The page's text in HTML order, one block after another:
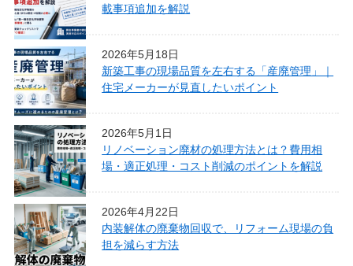
載事項追加を解説
2026年5月18日
新築工事の現場品質を左右する「産廃管理」｜
住宅メーカーが見直したいポイント
2026年5月1日
リノベーション廃材の処理方法とは？費用相
場・適正処理・コスト削減のポイントを解説
2026年4月22日
内装解体の廃棄物回収で、リフォーム現場の負
担を減らす方法